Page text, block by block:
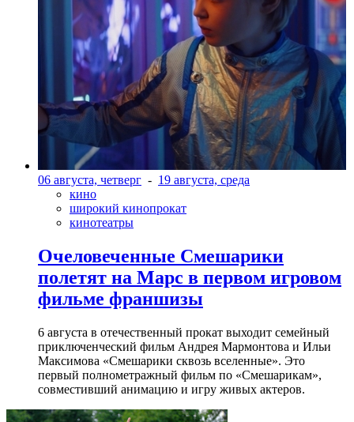
06 августа, четверг - 19 августа, среда
кино
широкий кинопрокат
кинотеатры
Очеловеченные Смешарики
полетят на Марс в первом игровом
фильме франшизы
6 августа в отечественный прокат выходит семейный
приключенческий фильм Андрея Мармонтова и Ильи
Максимова «Смешарики сквозь вселенные». Это
первый полнометражный фильм по «Смешарикам»,
совместивший анимацию и игру живых актеров.